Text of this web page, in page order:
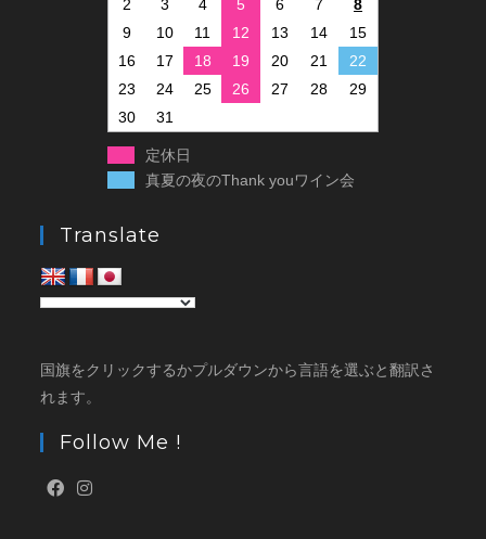
2
3 4 5 6 7
8
9
10 11 12 13 14
15
16
17 18 19 20 21
22
23
24 25 26 27 28
29
30
31
定休日
真夏の夜のThank youワイン会
Translate
国旗をクリックするかプルダウンから言語を選ぶと翻訳さ
れます。
Follow Me !